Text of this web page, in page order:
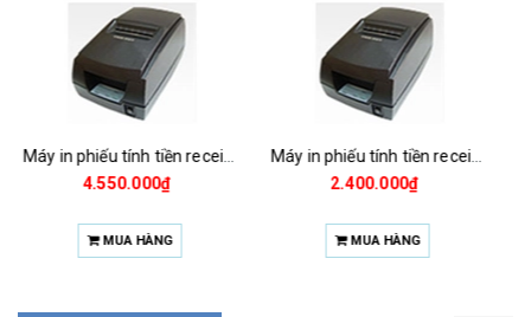
2.400.000₫
MUA HÀNG
1.200.000₫
MUA HÀNG